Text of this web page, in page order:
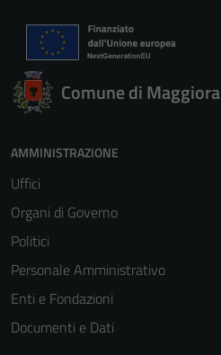
Comune di Maggiora
AMMINISTRAZIONE
Uffici
Organi di Governo
Politici
Personale Amministrativo
Enti e Fondazioni
Documenti e Dati